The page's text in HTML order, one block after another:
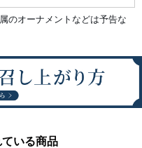
のオーナメントなどは予告な
いる商品